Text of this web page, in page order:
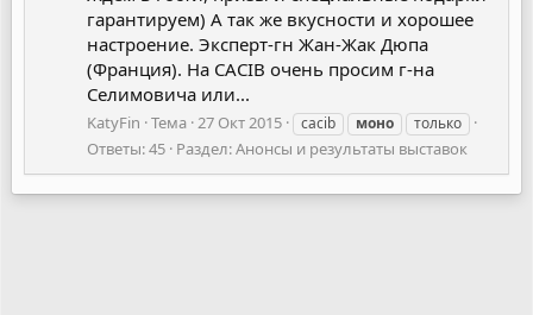
гарантируем) А так же вкусности и хорошее
настроение. Эксперт-гн Жан-Жак Дюпа
(Франция). На CACIB очень просим г-на
Селимовича или...
KatyFin Тема 27 Окт 2015 cacib моно только
Ответы: 45 Раздел:Анонсы и результаты выставок